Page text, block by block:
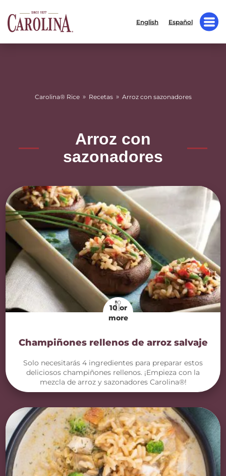
English Español
Carolina® Rice » Recetas » Arroz con sazonadores
Arroz con
sazonadores
10 or
more
Champiñones rellenos de arroz salvaje
Solo necesitarás 4 ingredientes para preparar estos
deliciosos champiñones rellenos. ¡Empieza con la
mezcla de arroz y sazonadores Carolina®!